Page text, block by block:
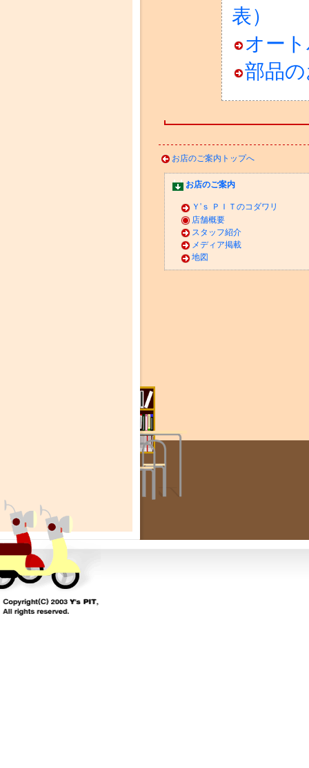
表）
オー
部品
お店のご案内トップへ
お店のご案内
Ｙ'ｓ ＰＩＴのコダワリ
店舗概要
スタッフ紹介
メディア掲載
地図